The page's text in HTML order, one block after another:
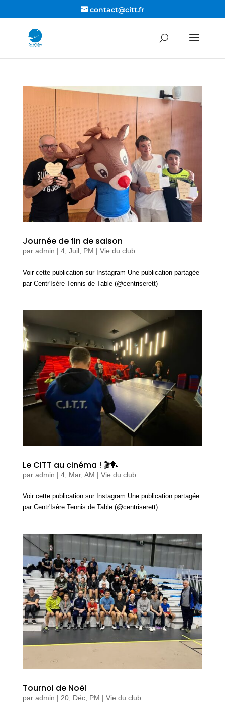
contact@citt.fr
Journée de fin de saison
par admin | 4, Juil, PM | Vie du club
Voir cette publication sur Instagram Une publication partagée
par Centr'Isère Tennis de Table (@centriserett)
Le CITT au cinéma ! 🎬🏓
par admin | 4, Mar, AM | Vie du club
Voir cette publication sur Instagram Une publication partagée
par Centr'Isère Tennis de Table (@centriserett)
Tournoi de Noël
par admin | 20, Déc, PM | Vie du club